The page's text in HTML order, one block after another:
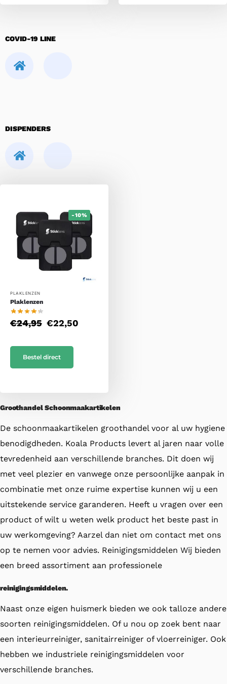
COVID-19 LINE
DISPENDERS
-10%
PLAKLENZEN
Plaklenzen
€24,95 €22,50
Bestel direct
Groothandel Schoonmaakartikelen
De schoonmaakartikelen groothandel voor al uw hygiene
benodigdheden. Koala Products levert al jaren naar volle
tevredenheid aan verschillende branches. Dit doen wij
met veel plezier en vanwege onze persoonlijke aanpak in
combinatie met onze ruime expertise kunnen wij u een
uitstekende service garanderen. Heeft u vragen over een
product of wilt u weten welk product het beste past in
uw werkomgeving? Aarzel dan niet om contact met ons
op te nemen voor advies. Reinigingsmiddelen Wij bieden
een breed assortiment aan professionele
reinigingsmiddelen.
Naast onze eigen huismerk bieden we ook talloze andere
soorten reinigingsmiddelen. Of u nou op zoek bent naar
een interieurreiniger, sanitairreiniger of vloerreiniger. Ook
hebben we industriele reinigingsmiddelen voor
verschillende branches.